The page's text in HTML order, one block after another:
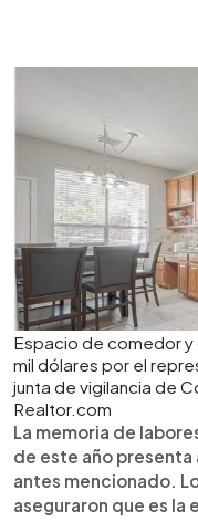
Espacio de comedor y
mil dólares por el
junta de vigilancia de
Realtor.com
La memoria de
de este año presenta
antes mencionado.
aseguraron que es la